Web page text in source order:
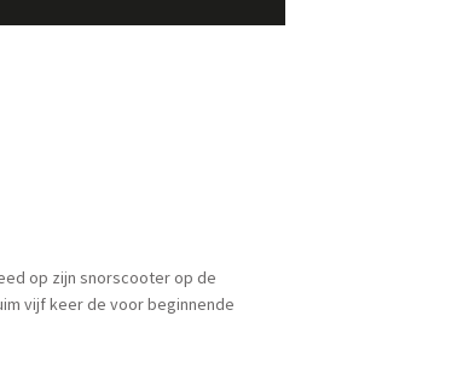
op zijn snorscooter op de
vijf keer de voor beginnende